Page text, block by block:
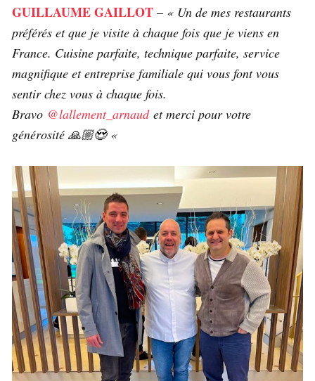
GUILLAUME GAILLOT – « Un de mes restaurants
préférés et que je visite à chaque fois que je viens en
France. Cuisine parfaite, technique parfaite, service
magnifique et entreprise familiale qui vous font vous
sentir chez vous à chaque fois.
Bravo @lallement_arnaudet merci pour votre
générosité 🙏🏼😍 «